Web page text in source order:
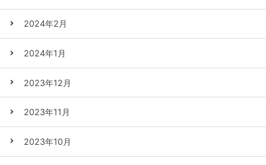
2024年2月
2024年1月
2023年12月
2023年11月
2023年10月